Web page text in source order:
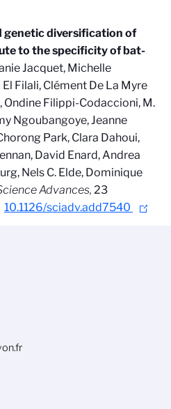
genetic diversification of
to the specificity of bat-
Jacquet, Michelle
Filali, Clément De La Myre
Ondine Filippi-Codaccioni, M.
Ngoubangoye, Jeanne
Park, Clara Dahoui,
David Enard, Andrea
Nels C. Elde, Dominique
Advances, 23
10.1126/sciadv.add7540